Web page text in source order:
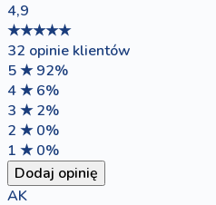
4,9
★★★★★
32 opinie klientów
5 ★ 92%
4 ★ 6%
3 ★ 2%
2 ★ 0%
1 ★ 0%
Dodaj opinię
AK